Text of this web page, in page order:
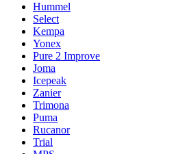
Hummel
Select
Kempa
Yonex
Pure 2 Improve
Joma
Icepeak
Zanier
Trimona
Puma
Rucanor
Trial